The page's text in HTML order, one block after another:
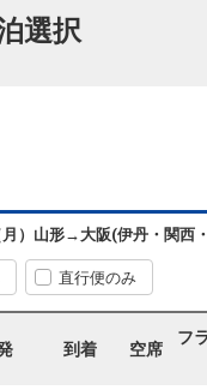
選択
） 山形→大阪(伊丹・関西
直行便のみ
到着 空席
フ
10:05
大阪(伊丹)
13:35
する 5
大阪(伊丹)
14:35